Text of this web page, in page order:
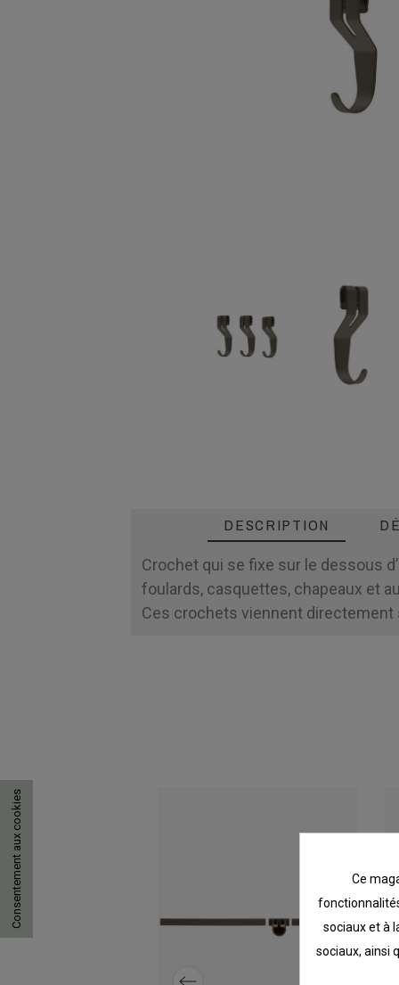
DESCRIPTION
Crochet qui se fixe sur le dessous
foulards, casquettes, chapeaux et
Ces crochets viennent
Ce
sociaux et à
sociaux, ainsi
Consentement aux cookies